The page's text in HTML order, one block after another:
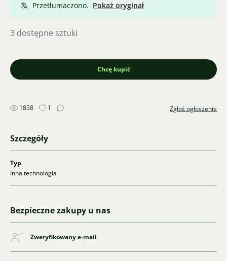
Przetłumaczono. Pokaż oryginał
3 dostępne sztuki
Chcę kupić
1858 1 Zgłoś ogłoszenie
Szczegóły
Typ
Inna technologia
Bezpieczne zakupy u nas
Zweryfikowany e-mail